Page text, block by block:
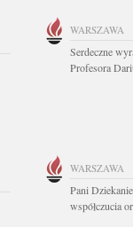
WARSZAWA
Serdeczne
Profesora
WARSZAWA
Pani
współczucia